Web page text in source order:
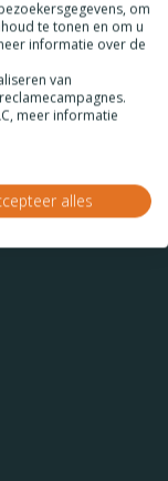
om
te tonen en om u
informatie over de
van
meer informatie
alles